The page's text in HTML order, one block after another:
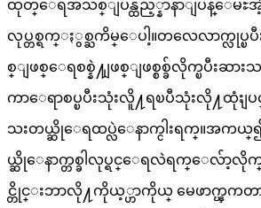
ထုတ္ေရအသစ္ျပန္ထည့္နာနာျပန္ေမႊ
လုပ္တစ္ရက္ႏွစ္ႀကိမ္ေပါ့။တလေလာက္လုပ္ၿပီးရ
စ္ျဖစ္ေရစစ္နဲ႔ျဖစ္ျဖစ္စစ္ခ်လိုက္ၿပီးဆ
ကာေရာစပ္ၿပီးသုံးလိူ႔ရၿပီသုံးလို႔ထုံး
သးတယ္ဆိုေရထပ္လဲေနာက္ငါးရက္။အက
ယ္ဆိုေနာက္တစ္ခါလုပ္ရင္ေရလဲရက္ေလ်ာ့လို
င္တိုင္းဘာလို႔ကိုယ့္ဟာကိုယ္ မေဖာက္ၾကတ